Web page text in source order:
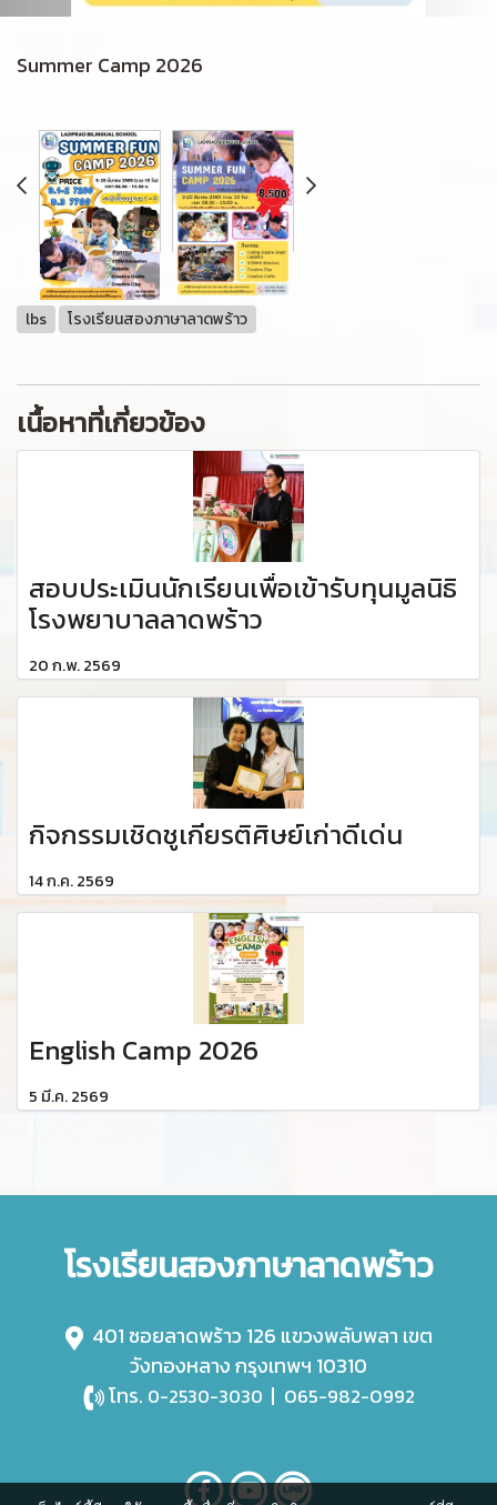
Summer Camp 2026
lbs โรงเรียนสองภาษาลาดพร้าว
เนื้อหาที่เกี่ยวข้อง
สอบประเมินนักเรียนเพื่อเข้ารับทุนมูลนิธิ
โรงพยาบาลลาดพร้าว
20 ก.พ. 2569
กิจกรรมเชิดชูเกียรติศิษย์เก่าดีเด่น
14 ก.ค. 2569
English Camp 2026
5 มี.ค. 2569
โรงเรียนสองภาษาลาดพร้าว
401 ซอยลาดพร้าว 126 แขวงพลับพลา เขต
วังทองหลาง กรุงเทพฯ 10310
โทร. 0-2530-3030 | 065-982-0992